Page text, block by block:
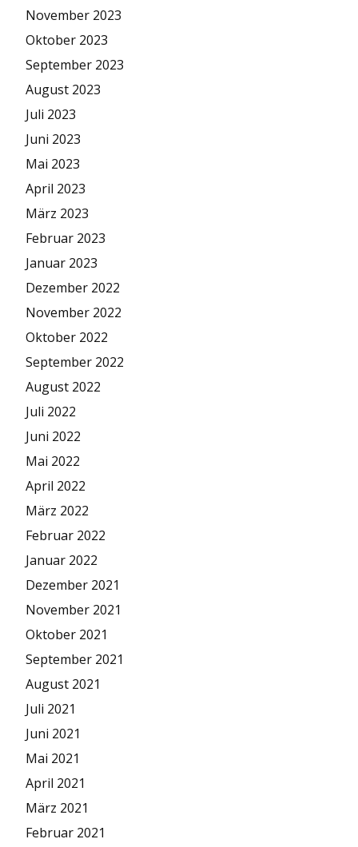
November 2023
Oktober 2023
September 2023
August 2023
Juli 2023
Juni 2023
Mai 2023
April 2023
März 2023
Februar 2023
Januar 2023
Dezember 2022
November 2022
Oktober 2022
September 2022
August 2022
Juli 2022
Juni 2022
Mai 2022
April 2022
März 2022
Februar 2022
Januar 2022
Dezember 2021
November 2021
Oktober 2021
September 2021
August 2021
Juli 2021
Juni 2021
Mai 2021
April 2021
März 2021
Februar 2021